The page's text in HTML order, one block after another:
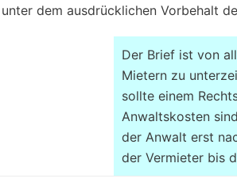
dem ausdrücklichen Vorbehalt
Der Brief ist von
Mietern zu
sollte einem
Anwaltskosten
der Anwalt erst
der Vermieter bis